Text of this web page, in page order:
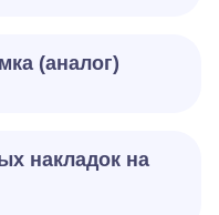
(аналог)
накладок на